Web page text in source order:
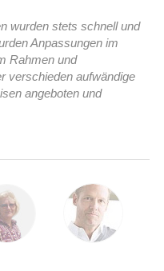
wurden stets schnell und
Anpassungen im
Rahmen und
verschieden aufwändige
angeboten und